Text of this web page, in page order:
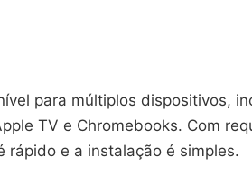
para múltiplos dispositivos,
TV e Chromebooks. Com
rápido e a instalação é simples.